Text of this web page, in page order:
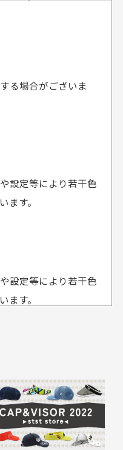
来ました。またお願いし
ります
しかったスカートが購
す。
での配送のみとさせて
発送してもらえます
当日発送させて頂いて
律で800円とさせて頂
)
をして頂けた場合は送
る場合がございま
設定等により若干色
ます。
設定等により若干色
ます。
ますので、若干の誤